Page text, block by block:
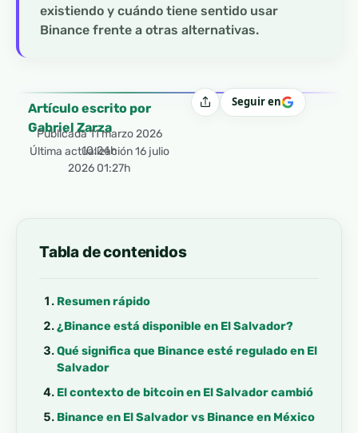
existiendo y cuándo tiene sentido usar
Binance frente a otras alternativas.
Artículo escrito por
Gabriel Zarza
Publicada11 marzo 2026
10:24h
Última actualización 16 julio
2026 01:27h
CompartirSeguir en
Tabla de contenidos
Resumen rápido
¿Binance está disponible en El Salvador?
Qué significa que Binance esté regulado en El
Salvador
El contexto de bitcoin en El Salvador cambió
Binance en El Salvador vs Binance en México